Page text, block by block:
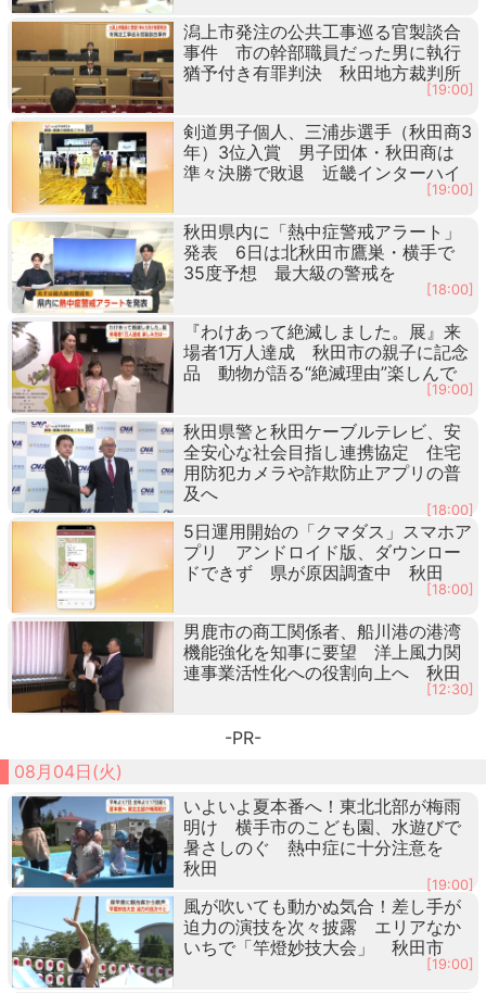
潟上市発注の公共工事巡る官製談合
事件 市の幹部職員だった男に執行
猶予付き有罪判決 秋田地方裁判所
[19:00]
剣道男子個人、三浦歩選手（秋田商3
年）3位入賞 男子団体・秋田商は
準々決勝で敗退 近畿インターハイ
[19:00]
秋田県内に「熱中症警戒アラート」
発表 6日は北秋田市鷹巣・横手で
35度予想 最大級の警戒を
[18:00]
『わけあって絶滅しました。展』来
場者1万人達成 秋田市の親子に記念
品 動物が語る“絶滅理由”楽しんで
[19:00]
秋田県警と秋田ケーブルテレビ、安
全安心な社会目指し連携協定 住宅
用防犯カメラや詐欺防止アプリの普
及へ
[18:00]
5日運用開始の「クマダス」スマホア
プリ アンドロイド版、ダウンロー
ドできず 県が原因調査中 秋田
[18:00]
男鹿市の商工関係者、船川港の港湾
機能強化を知事に要望 洋上風力関
連事業活性化への役割向上へ 秋田
[12:30]
-PR-
08月04日(火)
いよいよ夏本番へ！東北北部が梅雨
明け 横手市のこども園、水遊びで
暑さしのぐ 熱中症に十分注意を
秋田
[19:00]
風が吹いても動かぬ気合！差し手が
迫力の演技を次々披露 エリアなか
いちで「竿燈妙技大会」 秋田市
[19:00]